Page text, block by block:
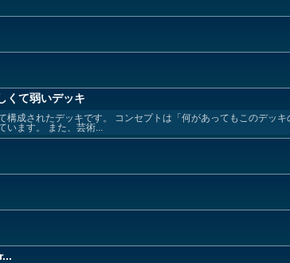
くて弱いデッキ
構成されたデッキです。 コンセプトは「何があってもこのデッ
ます。 また、芸術...